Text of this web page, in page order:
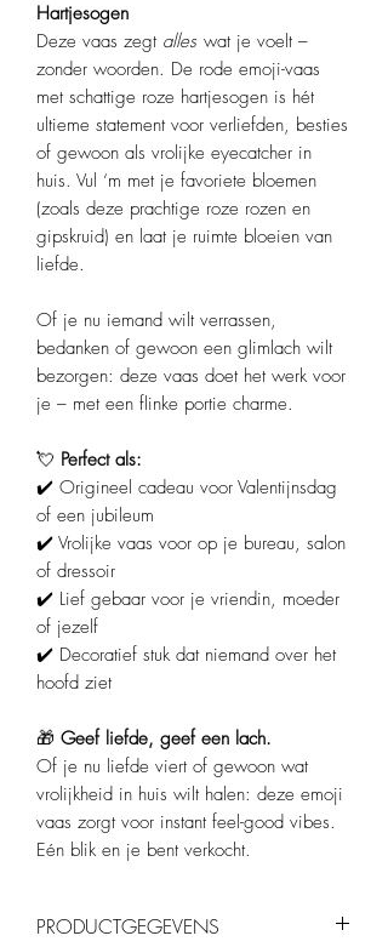
Hartjesogen
Deze vaas zegt alles wat je voelt –
zonder woorden. De rode emoji-vaas
met schattige roze hartjesogen is hét
ultieme statement voor verliefden, besties
of gewoon als vrolijke eyecatcher in
huis. Vul ‘m met je favoriete bloemen
(zoals deze prachtige roze rozen en
gipskruid) en laat je ruimte bloeien van
liefde.
Of je nu iemand wilt verrassen,
bedanken of gewoon een glimlach wilt
bezorgen: deze vaas doet het werk voor
je – met een flinke portie charme.
💘 Perfect als:
✔️ Origineel cadeau voor Valentijnsdag
of een jubileum
✔️ Vrolijke vaas voor op je bureau, salon
of dressoir
✔️ Lief gebaar voor je vriendin, moeder
of jezelf
✔️ Decoratief stuk dat niemand over het
hoofd ziet
🎁 Geef liefde, geef een lach.
Of je nu liefde viert of gewoon wat
vrolijkheid in huis wilt halen: deze emoji
vaas zorgt voor instant feel-good vibes.
Eén blik en je bent verkocht.
PRODUCTGEGEVENS